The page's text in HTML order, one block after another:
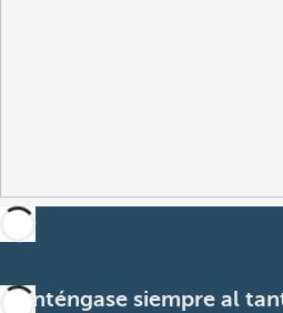
Manténgase siempre al